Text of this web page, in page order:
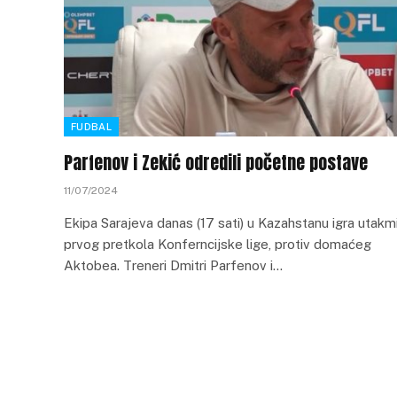
FUDBAL
Parfenov i Zekić odredili početne postave
11/07/2024
Ekipa Sarajeva danas (17 sati) u Kazahstanu igra
prvog pretkola Konferncijske lige, protiv domaćeg
Aktobea. Treneri Dmitri Parfenov i…